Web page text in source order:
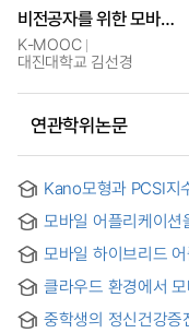
비전공자를 위한 모바일 앱 만들기
K-MOOC
대진대학교 김선경
연관학위논문
Kano모형과 PCSI지
application using
모바일 어플리케이션
Guide Using
Dalcroze Teaching
모바일 하이브리드
클라우드 환경에서
중학생의 정신건강증